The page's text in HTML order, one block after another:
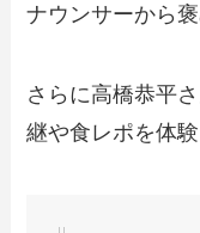
ナウンサーから
さらに高橋恭平
継や食レポを体験